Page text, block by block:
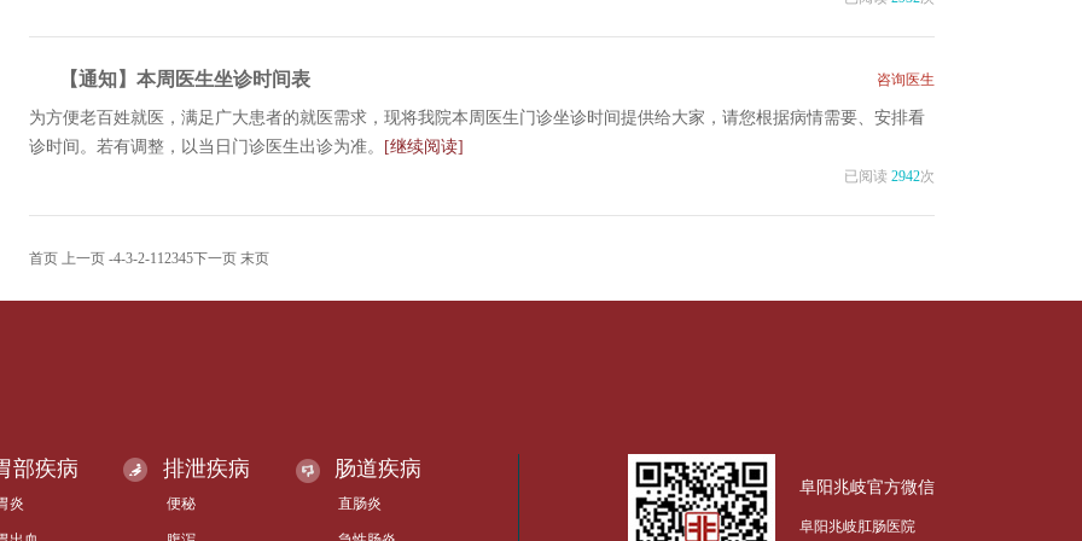
【通知】本周医生坐诊时间表 咨询医生
为方便老百姓就医，满足广大患者的就医需求，现将我院本周医生门诊坐诊时间提供给大家，请您根据病情需要、安排看
诊时间。若有调整，以当日门诊医生出诊为准。
[继续阅读]
已阅读 2942次
首页 上一页 -4-3-2-112345下一页 末页
部疾病
炎
排泄疾病
便秘
肠道疾病
直肠炎
阜阳兆岐官方微信
阜阳兆岐肛肠医院